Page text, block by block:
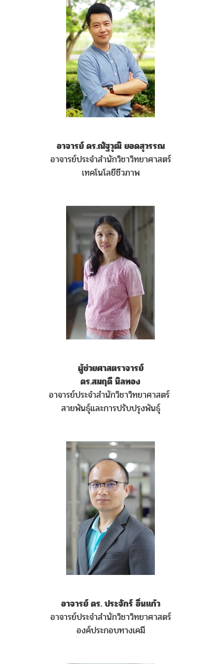
อาจารย์ ดร.ณัฐวุฒิ ยอดสุวรรณ
อาจารย์ประจำสำนักวิชาวิทยาศาสตร์
เทคโนโลยีชีวภาพ
ผู้ช่วยศาสตราจารย์
ดร.สมฤดี นิลทอง
อาจารย์ประจำสำนักวิชาวิทยาศาสตร์
สายพันธ์ุและการปรับปรุงพันธ์ุ
อาจารย์ ดร. ประจักร์ อิ่นแก้ว
อาจารย์ประจำสำนักวิชาวิทยาศาสตร์
องค์ประกอบทางเคมี